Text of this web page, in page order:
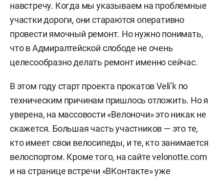
навстречу. Когда мы указываем на проблемные
участки дороги, они стараются оперативно
провести ямочный ремонт. Но нужно понимать,
что в Адмиралтейской слободе не очень
целесообразно делать ремонт именно сейчас.
В этом году старт проекта прокатов Veli’k по
техническим причинам пришлось отложить. Но я
уверена, на массовости «Велоночи» это никак не
скажется. Большая часть участников — это те,
кто имеет свои велосипеды, и те, кто занимается
велоспортом. Кроме того, на сайте velonotte.com
и на странице встречи «ВКонтакте» уже